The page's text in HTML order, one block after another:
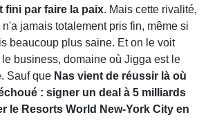
fini par faire la paix. Mais cette rivalité,
jamais totalement pris fin, même si
beaucoup plus saine. Et on le voit
business, domaine où Jigga est le
Sauf que Nas vient de réussir là où
: signer un deal à 5 milliards
le Resorts World New-York City en